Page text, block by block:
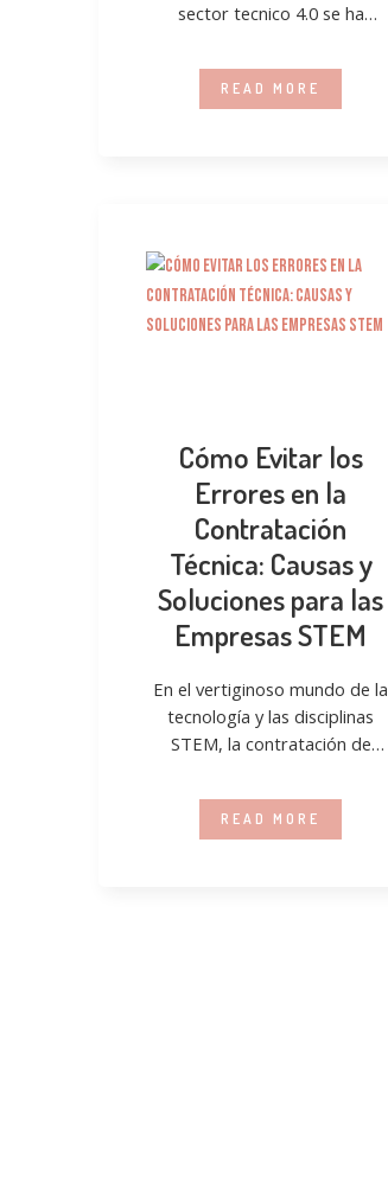
sector tecnico 4.0 se ha
READ MORE
Cómo Evitar los
Errores en la
Contratación
Técnica: Causas y
Soluciones para las
Empresas STEM
En el vertiginoso mundo de la
tecnología y las disciplinas
STEM, la contratación de
tarea esencial
READ MORE